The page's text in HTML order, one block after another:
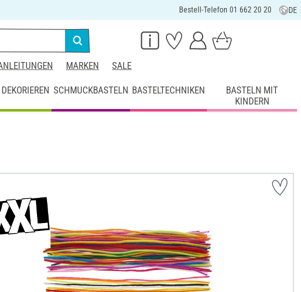
Bestell-Telefon 01 662 20 20 DE
MARKEN SALE
DEKORIEREN SCHMUCKBASTELN BASTELTECHNIKEN
BASTELN MIT
KINDERN